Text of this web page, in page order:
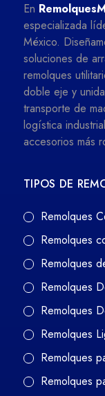
En
especializada
México.
soluciones de
remolques
doble eje y
transporte de
logística
accesorios más
TIPOS DE
Remolques
Remolques
Remolques
Remolques
Remolques
Remolques
Remolques
Remolques